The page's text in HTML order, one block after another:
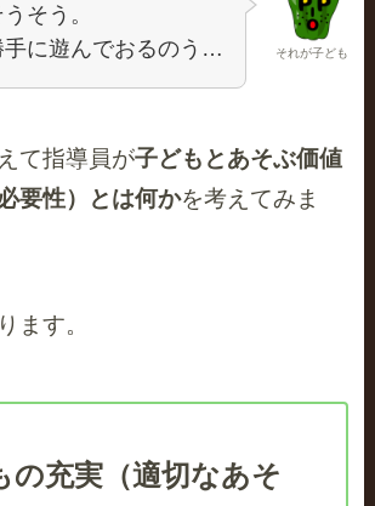
それが子ども
そう。
手に遊んでおるのう…
て指導員が子どもとあそぶ価値
要性）とは何かを考えてみま
ます。
充実（適切なあそ